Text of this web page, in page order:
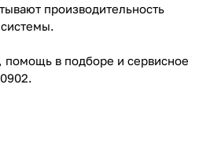
производительность
помощь в подборе и сервисное